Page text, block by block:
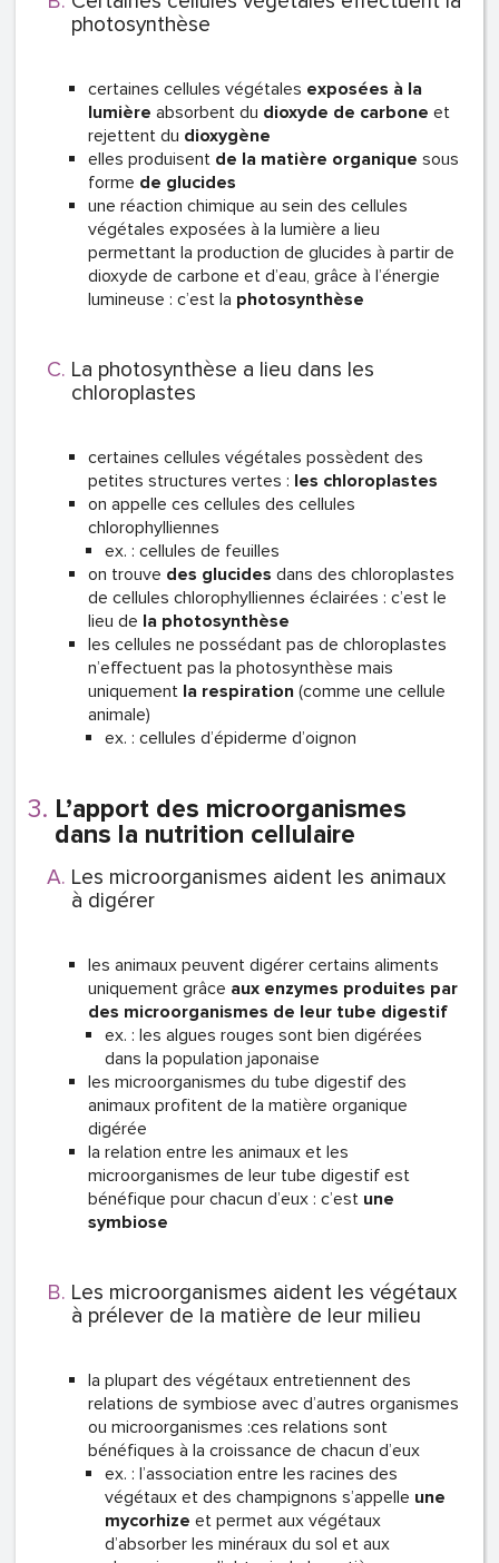
photosynthèse
certaines cellules végétales exposées à la
lumière absorbent du dioxyde de carbone et
rejettent du dioxygène
elles produisent de la matière organique sous
forme de glucides
une réaction chimique au sein des cellules
végétales exposées à la lumière a lieu
permettant la production de glucides à partir de
dioxyde de carbone et d’eau, grâce à l’énergie
lumineuse : c’est la photosynthèse
La photosynthèse a lieu dans les
chloroplastes
certaines cellules végétales possèdent des
petites structures vertes : les chloroplastes
on appelle ces cellules des cellules
chlorophylliennes
ex. : cellules de feuilles
on trouve des glucides dans des chloroplastes
de cellules chlorophylliennes éclairées : c’est le
lieu de la photosynthèse
les cellules ne possédant pas de chloroplastes
n’effectuent pas la photosynthèse mais
uniquement la respiration (comme une cellule
animale)
ex. : cellules d’épiderme d’oignon
L’apport des microorganismes
dans la nutrition cellulaire
Les microorganismes aident les animaux
à digérer
les animaux peuvent digérer certains aliments
uniquement grâce aux enzymes produites par
des microorganismes de leur tube digestif
ex. : les algues rouges sont bien digérées
dans la population japonaise
les microorganismes du tube digestif des
animaux profitent de la matière organique
digérée
la relation entre les animaux et les
microorganismes de leur tube digestif est
bénéfique pour chacun d’eux : c’est une
symbiose
Les microorganismes aident les végétaux
à prélever de la matière de leur milieu
la plupart des végétaux entretiennent des
relations de symbiose avec d’autres organismes
ou microorganismes :ces relations sont
bénéfiques à la croissance de chacun d’eux
ex. : l’association entre les racines des
végétaux et des champignons s’appelle une
mycorhize et permet aux végétaux
d’absorber les minéraux du sol et aux